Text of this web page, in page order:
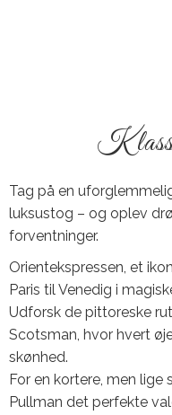
Tag på en
luksustog – og oplev
forventninger.
Orientekspressen, et
Paris til Venedig i
Udforsk de pittoreske
Scotsman, hvor hvert
skønhed.
For en kortere, men lige
Pullman det perfekte